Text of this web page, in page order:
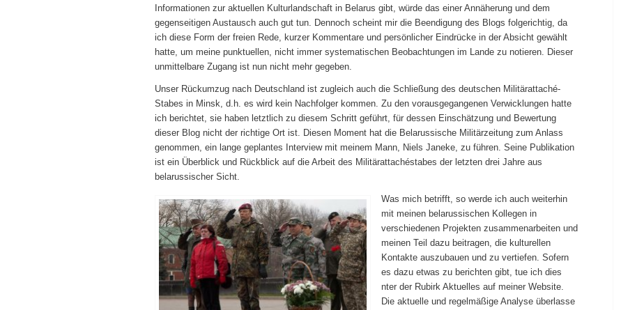
Informationen zur aktuellen Kulturlandschaft in Belarus gibt, würde das einer Annäherung und dem
gegenseitigen Austausch auch gut tun. Dennoch scheint mir die Beendigung des Blogs folgerichtig, da
ich diese Form der freien Rede, kurzer Kommentare und persönlicher Eindrücke in der Absicht gewählt
hatte, um meine punktuellen, nicht immer systematischen Beobachtungen im Lande zu notieren. Dieser
unmittelbare Zugang ist nun nicht mehr gegeben.
Unser Rückumzug nach Deutschland ist zugleich auch die Schließung des deutschen Militärattaché-
Stabes in Minsk, d.h. es wird kein Nachfolger kommen. Zu den vorausgegangenen Verwicklungen hatte
ich berichtet, sie haben letztlich zu diesem Schritt geführt, für dessen Einschätzung und Bewertung
dieser Blog nicht der richtige Ort ist. Diesen Moment hat die Belarussische Militärzeitung zum Anlass
genommen, ein lange geplantes Interview mit meinem Mann, Niels Janeke, zu führen. Seine Publikation
ist ein Überblick und Rückblick auf die Arbeit des Militärattachéstabes der letzten drei Jahre aus
belarussischer Sicht.
Was mich betrifft, so werde ich auch weiterhin
mit meinen belarussischen Kollegen in
verschiedenen Projekten zusammenarbeiten und
meinen Teil dazu beitragen, die kulturellen
Kontakte auszubauen und zu vertiefen. Sofern
es dazu etwas zu berichten gibt, tue ich dies
nter der Rubirk Aktuelles auf meiner Website.
Die aktuelle und regelmäßige Analyse überlasse